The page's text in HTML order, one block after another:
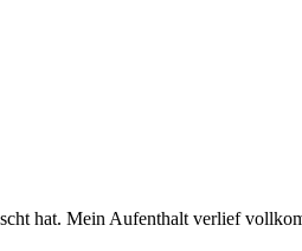
hat. Mein Aufenthalt verlief